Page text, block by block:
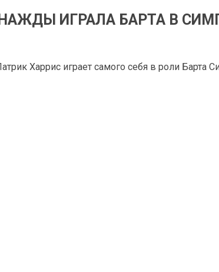
ИГРАЛА БАРТА В
Харрис играет самого себя в роли